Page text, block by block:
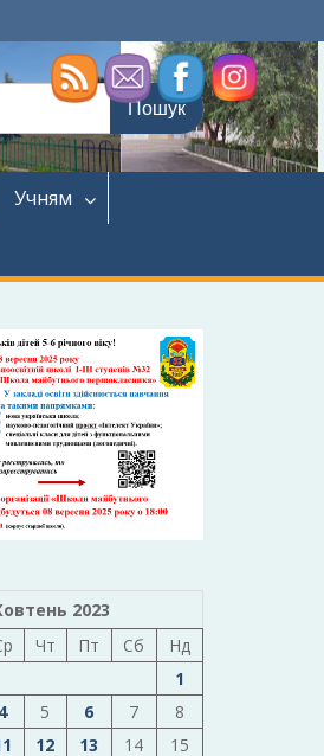
Учням
2023
Чт Пт Сб
Нд
1
4 5 6 7
8
12 13 14
15